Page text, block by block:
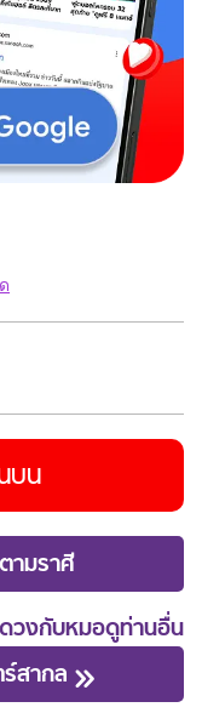
บน
ามราศี
วงกับหมอดูท่านอื่น
สากล